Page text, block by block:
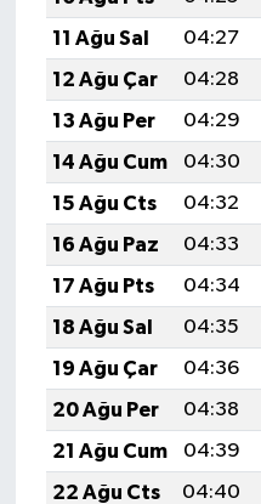
11 Ağu Sal
04:27
12 Ağu Çar
04:28
13 Ağu Per
04:29
14 Ağu Cum
04:30
15 Ağu Cts
04:32
16 Ağu Paz
04:33
17 Ağu Pts
04:34
18 Ağu Sal
04:35
19 Ağu Çar
04:36
20 Ağu Per
04:38
21 Ağu Cum
04:39
22 Ağu Cts
04:40